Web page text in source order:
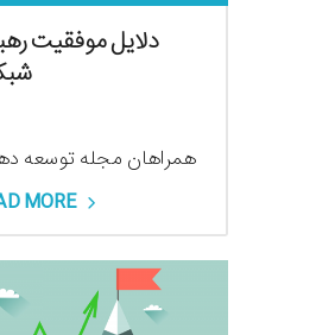
دلایل موفقیت
همراهان مجله توسعه
MORE